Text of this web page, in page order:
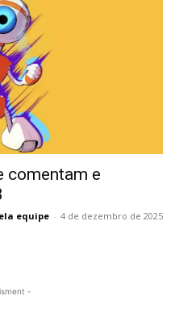
comentam e
equipe - 4 de dezembro de 2025
-